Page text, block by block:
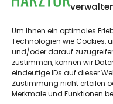
Um Ihnen ein optimales
Technologien wie Cookies,
und/oder darauf
zustimmen, können wir
eindeutige IDs auf dieser
Zustimmung nicht erteilen
Merkmale und Funktionen